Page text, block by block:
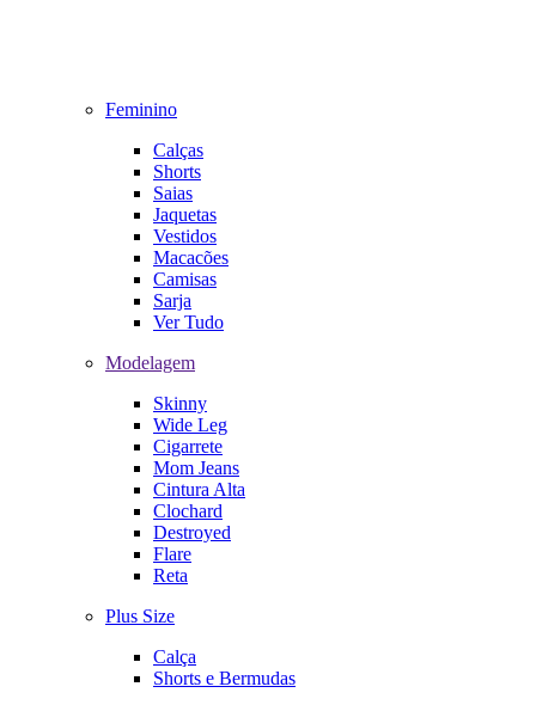
Feminino
Calças
Shorts
Saias
Jaquetas
Vestidos
Macacões
Camisas
Sarja
Ver Tudo
Modelagem
Skinny
Wide Leg
Cigarrete
Mom Jeans
Cintura Alta
Clochard
Destroyed
Flare
Reta
Plus Size
Calça
Shorts e Bermudas